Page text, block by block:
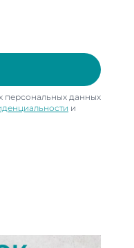
персональных данных
и